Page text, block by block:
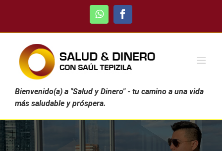
WhatsAppFacebook
Bienvenido(a) a "Salud y Dinero" - tu camino a una vida
más saludable y próspera.